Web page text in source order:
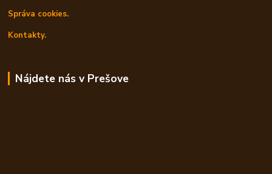
Správa cookies.
Kontakty.
Nájdete nás v Prešove